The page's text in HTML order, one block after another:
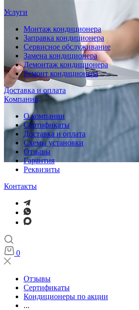
Услуги
Монтаж кондиционера
Заправка кондиционера
Сервисное обслуживание
Замена кондиционера
Демонтаж кондиционера
Ремонт кондиционера
Доставка и оплата
Компания
О компании
Сертификаты
Доставка и оплата
Схемы установки
Отзывы
Гарантия
Реквизиты
Контакты
0
Отзывы
Сертификаты
Кондиционеры по акции
...